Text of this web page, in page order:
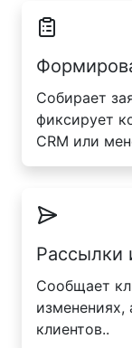
Собирает
фиксирует
CRM или
Рассылки
Сообщает
изменениях,
клиентов..